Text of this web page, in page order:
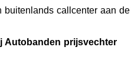
callcenter aan
Autobanden prijsvechter